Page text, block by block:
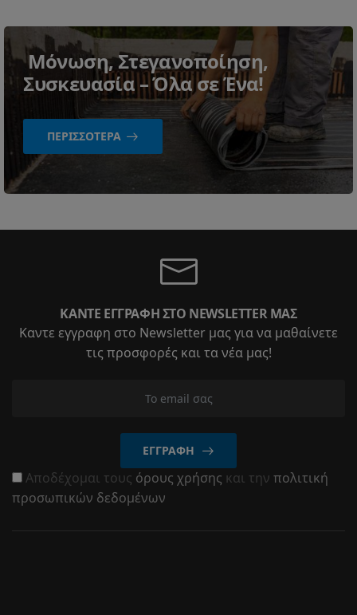
Μόνωση, Στεγανοποίηση,
Συσκευασία – Όλα σε Ένα!
ΠΕΡΙΣΣΌΤΕΡΑ
ΚΆΝΤΕ ΕΓΓΡΑΦΉ ΣΤΟ NEWSLETTER ΜΑΣ
Καντε εγγραφη στο Newsletter μας για να μαθαίνετε
τις προσφορές και τα νέα μας!
ΕΓΓΡΑΦΉ
Αποδέχομαι τους όρους χρήσης και την πολιτική
προσωπικών δεδομένων